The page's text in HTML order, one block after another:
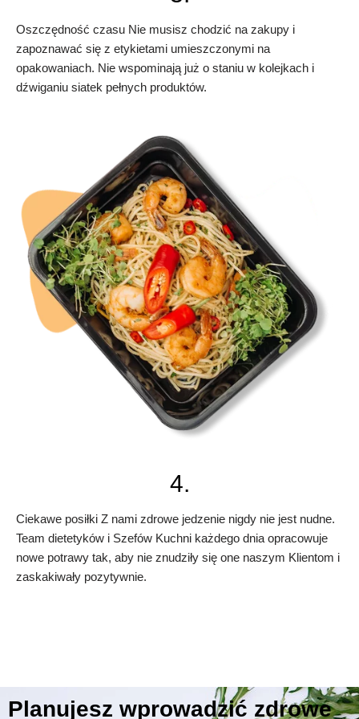
Oszczędność czasu Nie musisz chodzić na zakupy i
zapoznawać się z etykietami umieszczonymi na
opakowaniach. Nie wspominają już o staniu w kolejkach i
dźwiganiu siatek pełnych produktów.
4.
Ciekawe posiłki Z nami zdrowe jedzenie nigdy nie jest nudne.
Team dietetyków i Szefów Kuchni każdego dnia opracowuje
nowe potrawy tak, aby nie znudziły się one naszym Klientom i
zaskakiwały pozytywnie.
Planujesz wprowadzić zdrowe